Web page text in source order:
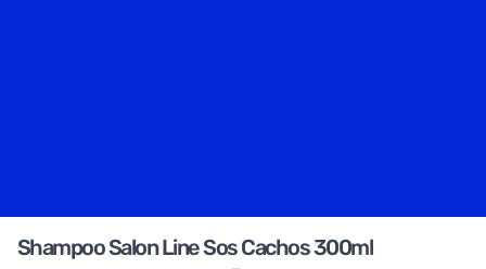
Shampoo Salon Line Sos Cachos 300ml